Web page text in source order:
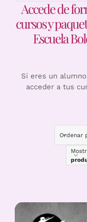
Accede de
cursos y
Escuela
Si eres un
acceder a tus
Ordenar